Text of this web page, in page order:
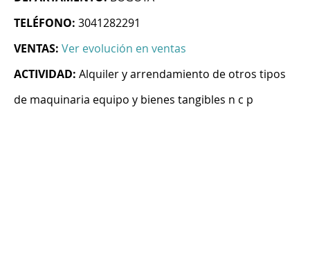
TELÉFONO: 3041282291
VENTAS: Ver evolución en ventas
ACTIVIDAD: Alquiler y arrendamiento de otros tipos
de maquinaria equipo y bienes tangibles n c p